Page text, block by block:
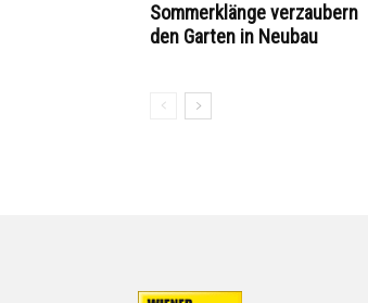
Sommerklänge verzaubern
den Garten in Neubau